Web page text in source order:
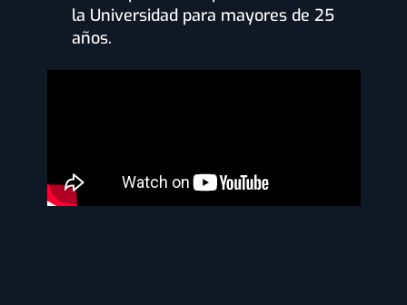
la Universidad para mayores de 25
años.